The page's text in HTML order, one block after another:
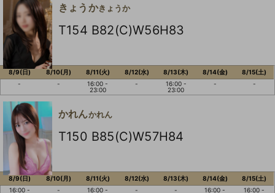
きょうかきょうか
T154 B82(C)W56H83
8/9(日)
-
8/10(月)
-
8/11(火)
16:00 -
23:00
8/12(水)
-
8/13(木)
16:00 -
23:00
8/14(金)
-
8/15(土)
-
かれんかれん
T150 B85(C)W57H84
8/9(日)
16:00 -
8/10(月)
-
8/11(火)
16:00 -
8/12(水)
-
8/13(木)
-
8/14(金)
16:00 -
8/15(土)
16:00 -